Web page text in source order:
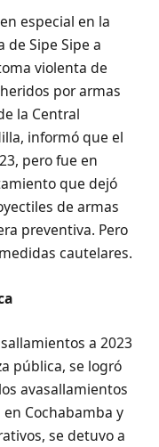
especial en la
Sipe Sipe a
violenta de
por armas
la Central
informó que el
pero fue en
que dejó
de armas
preventiva. Pero
cautelares.
a 2023
pública, se logró
avasallamientos
en Cochabamba y
se detuvo a